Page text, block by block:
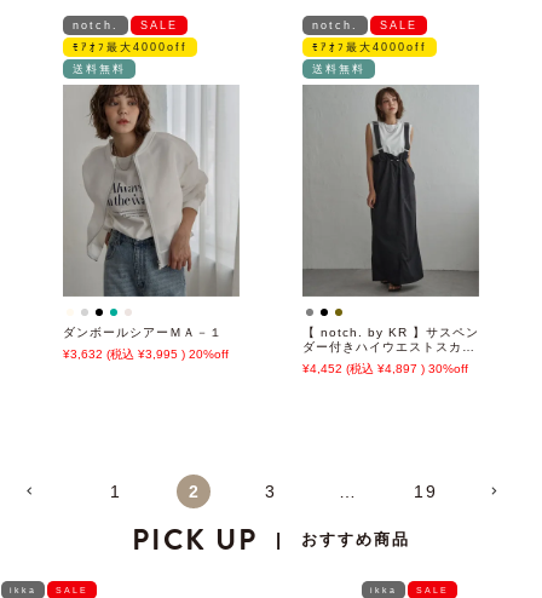
notch.
SALE
ﾓｱｵﾌ最大4000off
送料無料
ダンボールシアーＭＡ－１
3,632
3,995 20%off
notch.
SALE
ﾓｱｵﾌ最大4000off
送料無料
【 notch. by KR 】サスペン
ダー付きハイウエストスカー
ト
4,452 4,897 30%off
1 2 3 … 19
PICK UP | おすすめ商品
ikka SALE ikka SALE